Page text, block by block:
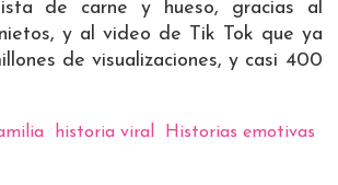
de carne y hueso, gracias al
y al video de Tik Tok que ya
de visualizaciones, y casi 400
historia viral
Historias emotivas